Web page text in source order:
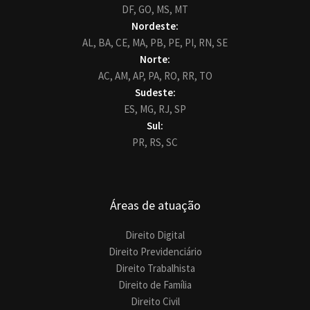
DF, GO, MS, MT
Nordeste:
AL, BA, CE, MA, PB, PE, PI, RN, SE
Norte:
AC, AM, AP, PA, RO, RR, TO
Sudeste:
ES, MG, RJ, SP
Sul:
PR, RS, SC
Áreas de atuação
Direito Digital
Direito Previdenciário
Direito Trabalhista
Direito de Família
Direito Civil